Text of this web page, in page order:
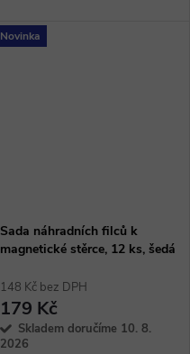
Novinka
Sada náhradních filců k
magnetické stěrce, 12 ks, šedá
148 Kč bez DPH
179 Kč
Skladem doručíme 10. 8.
2026